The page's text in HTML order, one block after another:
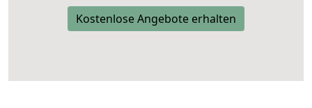
Kostenlose Angebote erhalten